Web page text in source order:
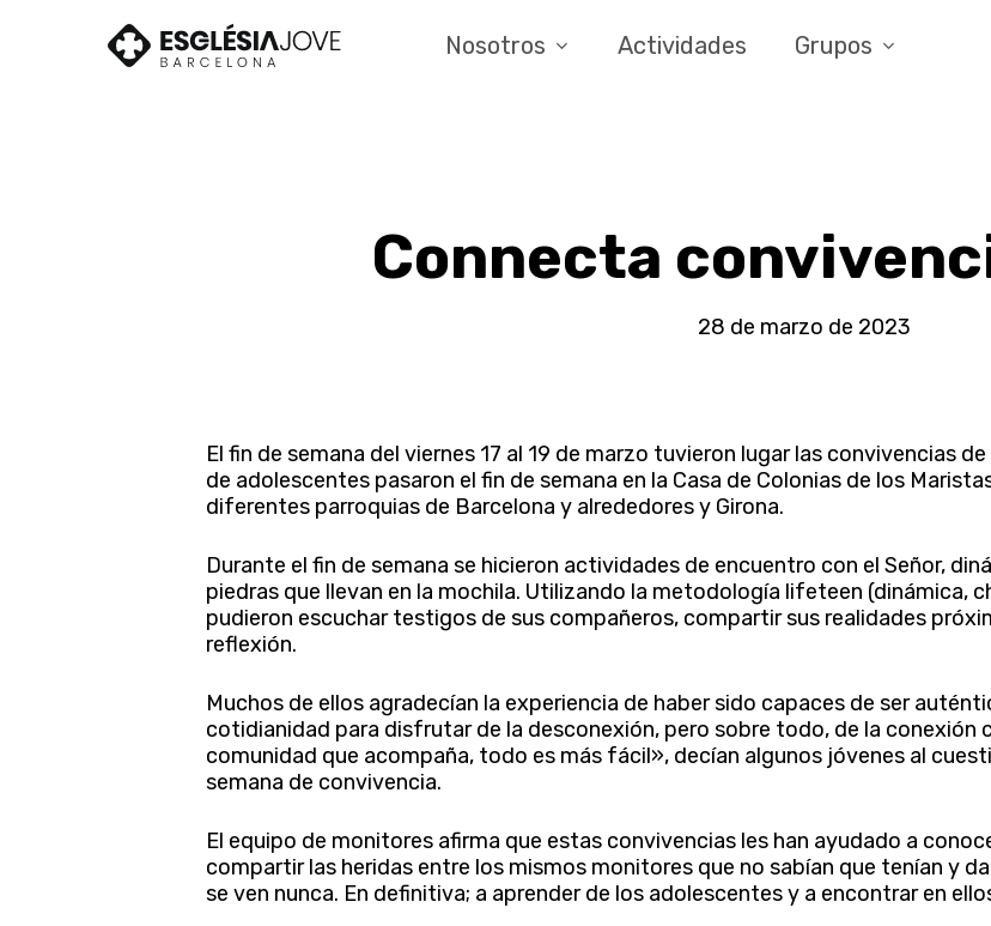
Nosotros Actividades Grupos
Connecta
28 de marzo de 2023
El fin de semana del viernes 17 al 19 de marzo tuvieron lugar las convivencias
de adolescentes pasaron el fin de semana en la Casa de Colonias de los
diferentes parroquias de Barcelona y alrededores y Girona.
Durante el fin de semana se hicieron actividades de encuentro con el Señor,
piedras que llevan en la mochila. Utilizando la metodología lifeteen (dinámica,
pudieron escuchar testigos de sus compañeros, compartir sus realidades
reflexión.
Muchos de ellos agradecían la experiencia de haber sido capaces de ser
cotidianidad para disfrutar de la desconexión, pero sobre todo, de la conexión
comunidad que acompaña, todo es más fácil», decían algunos jóvenes al
semana de convivencia.
El equipo de monitores afirma que estas convivencias les han ayudado a
compartir las heridas entre los mismos monitores que no sabían que tenían y
se ven nunca. En definitiva; a aprender de los adolescentes y a encontrar en